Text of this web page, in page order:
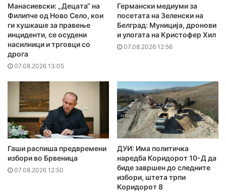
Манасиевски: „Децата“ на
Филипче од Ново Село, кои
ги хушкаше за правење
инциденти, се осудени
насилници и трговци со
дрога
07.08.2026 13:05
Германски медиуми за
посетата на Зеленски на
Белград: Муниција, дронови
и улогата на Кристофер Хил
07.08.2026 12:56
Гаши распиша предвремени
избори во Брвеница
07.08.2026 12:50
ДУИ: Има политичка
наредба Коридорот 10-Д да
биде завршен до следните
избори, штета трпи
Коридорот 8